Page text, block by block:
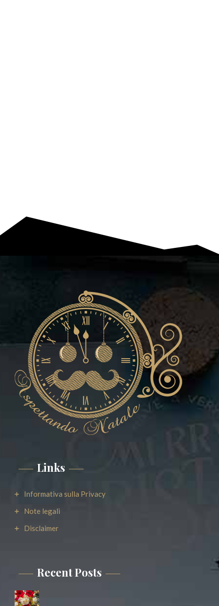
Links
Informativa sulla Privacy
Note legali
Disclaimer
Recent Posts